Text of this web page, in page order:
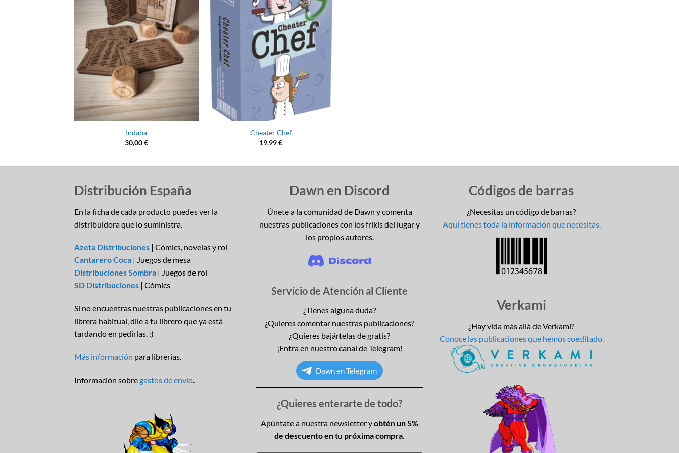
+
Indaba
30,00€
+
Cheater Chef
19,99€
Distribución España
En la ficha de cada producto puedes ver la
distribuidora que lo suministra.
Azeta Distribuciones | Cómics, novelas y rol
Cantarero Coca | Juegos de mesa
Distribuciones Sombra | Juegos de rol
SD Distribuciones | Cómics
Si no encuentras nuestras publicaciones en tu
librera habitual, dile a tu librero que ya está
tardando en pedirlas. :)
Más información para librerías.
Información sobregastos de envío
Dawn en Discord
Únete a la comunidad de Dawn y comenta
nuestras publicaciones con los frikis del lugar y
los propios autores.
Servicio de Atención al Cliente
¿Tienes alguna duda?
¿Quieres comentar nuestras publicaciones?
¿Quieres bajártelas de gratis?
¡Entra en nuestro canal de Telegram!
Dawn en Telegram
¿Quieres enterarte de todo?
Apúntate a nuestra newsletter yobtén un 5%
de descuento en tu próxima compra.
Códigos de barras
¿Necesitas un código de barras?
Aquí tienes toda la información que necesitas.
Verkami
¿Hay vida más allá de Verkami?
Conoce las publicaciones que hemos coeditado.